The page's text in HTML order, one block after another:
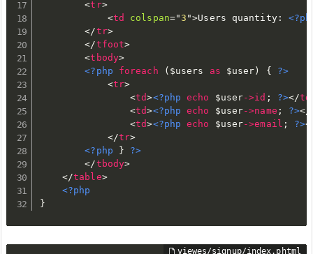
<tr>
<td colspan=" 3 ">Users quantity:
</tr>
</tfoot>
<tbody>
<?php
foreach ( $users as $user ) {
?>
<tr>
<td><?php echo $user->id ; ?></td
<td><?php echo $user->name ; ?></
<td><?php echo $user->email ; ?>
</tr>
<?php
}
?>
</tbody>
</table>
<?php
}